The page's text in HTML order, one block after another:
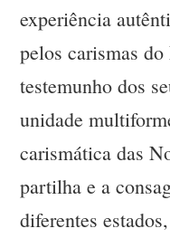
experiência
pelos carismas
testemunho dos
unidade
carismática das
partilha e a
diferentes